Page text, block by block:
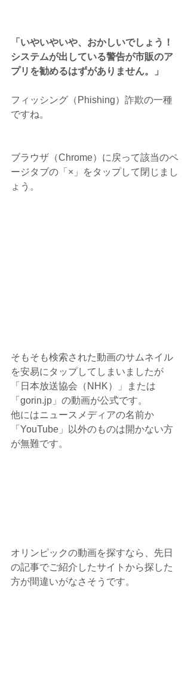
「いやいやいや、おかしいでしょう！
システムが出している警告が市販のア
プリを勧めるはずがありません。」
フィッシング（Phishing）詐欺の一種
ですね。
ブラウザ（Chrome）に戻って該当のペ
ージタブの「×」をタップして閉じまし
ょう。
そもそも検索された動画のサムネイル
を安易にタップしてしまいましたが
「日本放送協会（NHK）」または
「gorin.jp」の動画が公式です。
他にはニュースメディアの名前か
「YouTube」以外のものは開かない方
が無難です。
オリンピックの動画を探すなら、先日
の記事でご紹介したサイトから探した
方が間違いがなさそうです。